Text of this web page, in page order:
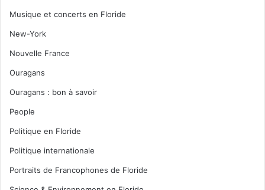
Musique et concerts en Floride
New-York
Nouvelle France
Ouragans
Ouragans : bon à savoir
People
Politique en Floride
Politique internationale
Portraits de Francophones de Floride